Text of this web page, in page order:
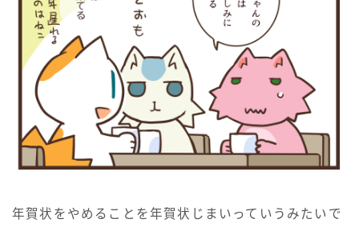
年賀状をやめることを年賀状じまいっていうみたいで